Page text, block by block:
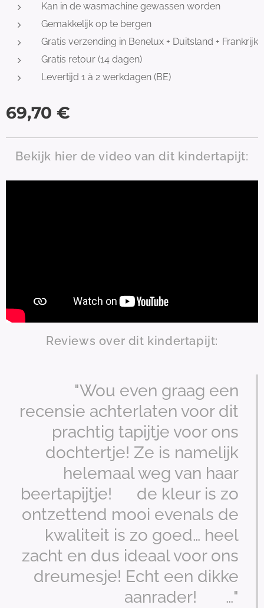
Kan in de wasmachine gewassen worden
Gemakkelijk op te bergen
Gratis verzending in Benelux + Duitsland + Frankrijk
Gratis retour (14 dagen)
Levertijd 1 à 2 werkdagen (BE)
69,70 €
Bekijk hier de video van dit kindertapijt:
Reviews over dit kindertapijt:
"Wou even graag een
recensie achterlaten voor dit
prachtig tapijtje voor ons
dochtertje! Ze is namelijk
helemaal weg van haar
beertapijtje! 🥰de kleur is zo
ontzettend mooi evenals de
kwaliteit is zo goed… heel
zacht en dus ideaal voor ons
dreumesje! Echt een dikke
aanrader! 😁 …"